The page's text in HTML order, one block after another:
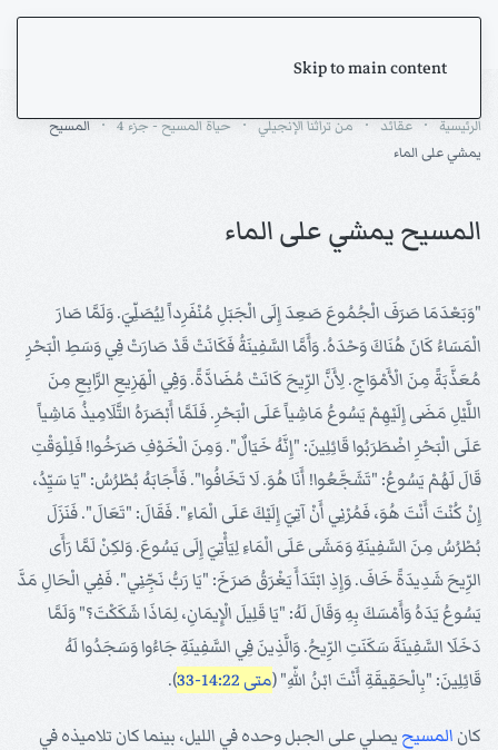
Skip to main content
الرئيسية عقائد من تراثنا الإنجيلي حياة المسيح - جزء 4
المسيح
يمشي على الماء
المسيح يمشي على الماء
"وَبَعْدَمَا صَرَفَ الْجُمُوعَ صَعِدَ إِلَى الْجَبَلِ مُنْفَرِداً لِيُصَلِّيَ. وَلَمَّا صَارَ
الْمَسَاءُ كَانَ هُنَاكَ وَحْدَهُ. وَأَمَّا السَّفِينَةُ فَكَانَتْ قَدْ صَارَتْ فِي وَسَطِ الْبَحْرِ
مُعَذَّبَةً مِنَ الْأَمْوَاجِ. لِأَنَّ الرِّيحَ كَانَتْ مُضَادَّةً. وَفِي الْهَزِيعِ الرَّابِعِ مِنَ
اللَّيْلِ مَضَى إِلَيْهِمْ يَسُوعُ مَاشِياً عَلَى الْبَحْرِ. فَلَمَّا أَبْصَرَهُ التَّلَامِيذُ مَاشِياً
عَلَى الْبَحْرِ اضْطَرَبُوا قَائِلِينَ: "إِنَّهُ خَيَالٌ". وَمِنَ الْخَوْفِ صَرَخُوا! فَلِلْوَقْتِ
قَالَ لَهُمْ يَسُوعُ: "تَشَجَّعُوا! أَنَا هُوَ. لَا تَخَافُوا". فَأَجَابَهُ بُطْرُسُ: "يَا سَيِّدُ،
إِنْ كُنْتَ أَنْتَ هُوَ، فَمُرْنِي أَنْ آتِيَ إِلَيْكَ عَلَى الْمَاءِ". فَقَالَ: "تَعَالَ". فَنَزَلَ
بُطْرُسُ مِنَ السَّفِينَةِ وَمَشَى عَلَى الْمَاءِ لِيَأْتِيَ إِلَى يَسُوعَ. وَلكِنْ لَمَّا رَأَى
الرِّيحَ شَدِيدَةً خَافَ. وَإِذِ ابْتَدَأَ يَغْرَقُ صَرَخَ: "يَا رَبُّ نَجِّنِي". فَفِي الْحَالِ مَدَّ
يَسُوعُ يَدَهُ وَأَمْسَكَ بِهِ وَقَالَ لَهُ: "يَا قَلِيلَ الْإِيمَانِ، لِمَاذَا شَكَكْتَ؟" وَلَمَّا
دَخَلَا السَّفِينَةَ سَكَنَتِ الرِّيحُ. وَالَّذِينَ فِي السَّفِينَةِ جَاءُوا وَسَجَدُوا لَهُ
قَائِلِينَ: "بِالْحَقِيقَةِ أَنْتَ ابْنُ اللّهِ" (متى 14:22-33 ).
كان المسيح يصلي على الجبل وحده في الليل، بينما كان تلاميذه في